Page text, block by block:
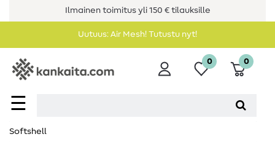
Ilmainen toimitus yli 150 € tilauksille
Uutuus: Air Mesh! Tutustu nyt!
☰
0 0
Softshell